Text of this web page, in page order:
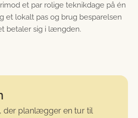
et par rolige teknikdage på én
et lokalt pas og brug besparelsen
betaler sig i længden.
der planlægger en tur til